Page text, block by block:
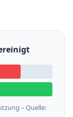
– Quelle: